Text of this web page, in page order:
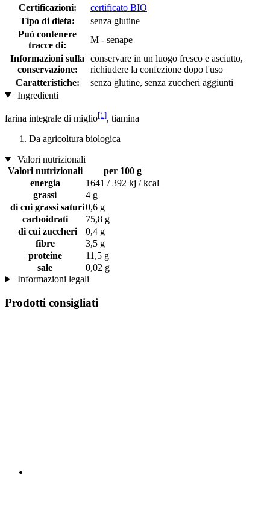
Certificazioni:
certificato BIO
Tipo di dieta:
senza glutine
Può contenere
tracce di:
M - senape
Informazioni sulla
conservazione:
conservare in un luogo fresco e asciutto,
richiudere la confezione dopo l'uso
Caratteristiche:
senza glutine, senza zuccheri aggiunti
Ingredienti
farina integrale di miglio[1], tiamina
Da agricoltura biologica
Valori nutrizionali
Valori nutrizionali
per 100 g
energia
1641 / 392 kj / kcal
grassi
4 g
di cui grassi saturi0,6 g
carboidrati
75,8 g
di cui zuccheri
0,4 g
fibre
3,5 g
proteine
11,5 g
sale
0,02 g
Informazioni legali
Prodotti consigliati